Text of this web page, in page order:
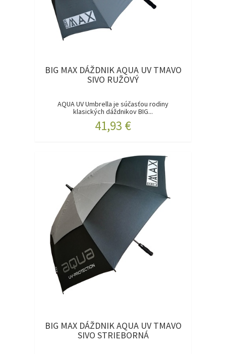
BIG MAX DÁŽDNIK AQUA UV TMAVO
SIVO RUŽOVÝ
AQUA UV Umbrella je súčasťou rodiny
klasických dáždnikov BIG...
41,93 €
BIG MAX DÁŽDNIK AQUA UV TMAVO
SIVO STRIEBORNÁ